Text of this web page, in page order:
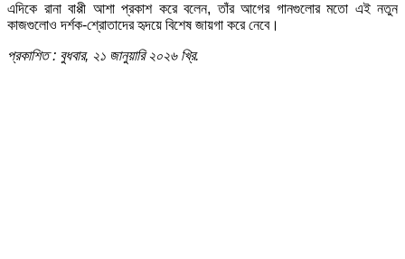
এদিকে রানা বাপ্পী আশা প্রকাশ করে বলেন, তাঁর আগের গানগুলোর মতো এই নতুন
কাজগুলোও দর্শক-শ্রোতাদের হৃদয়ে বিশেষ জায়গা করে নেবে।
প্রকাশিত : বুধবার, ২১ জানুয়ারি ২০২৬ খ্রি.